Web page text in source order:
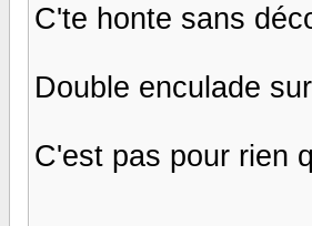
C'te honte sans
Double enculade
C'est pas pour rien